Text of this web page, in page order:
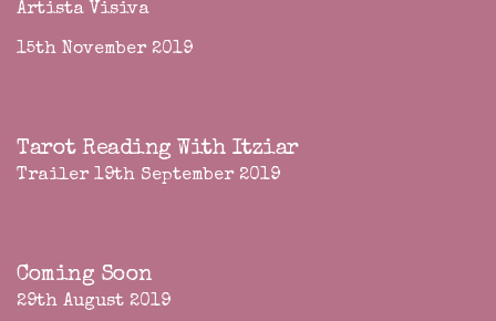
Artista Visiva
15th November 2019
Tarot Reading With Itziar
Trailer 19th September 2019
Coming Soon
29th August 2019